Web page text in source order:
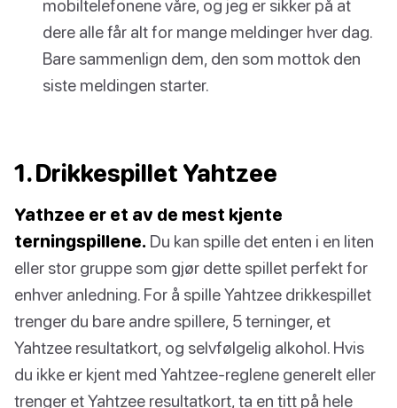
mobiltelefonene våre, og jeg er sikker på at
dere alle får alt for mange meldinger hver dag.
Bare sammenlign dem, den som mottok den
siste meldingen starter.
1. Drikkespillet Yahtzee
Yathzee er et av de mest kjente
terningspillene. Du kan spille det enten i en liten
eller stor gruppe som gjør dette spillet perfekt for
enhver anledning. For å spille Yahtzee drikkespillet
trenger du bare andre spillere, 5 terninger, et
Yahtzee resultatkort, og selvfølgelig alkohol. Hvis
du ikke er kjent med Yahtzee-reglene generelt eller
trenger et Yahtzee resultatkort, ta en titt på hele